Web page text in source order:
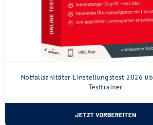
Notfallsanitäter Einstellungstest 2026
Testtrainer
JETZT VORBEREITEN